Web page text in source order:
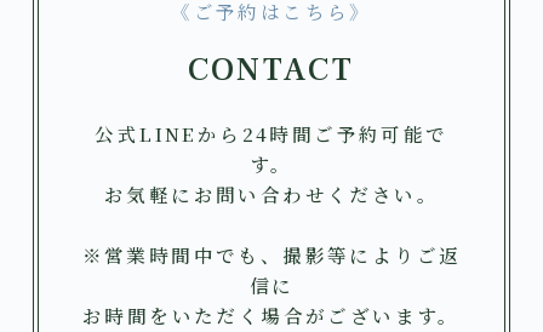
《ご予約はこちら》
CONTACT
公式LINEから24時間ご予約可能で
す。
お気軽にお問い合わせください。
※営業時間中でも、撮影等によりご返
信に
お時間をいただく場合がございます。